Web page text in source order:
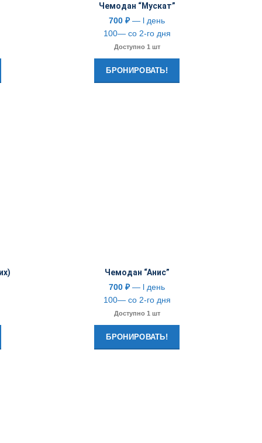
Чемодан “Мускат”
700₽— l день
100— со 2-го дня
Доступно 1 шт
БРОНИРОВАТЬ!
Чемодан “Анис”
700₽— l день
100— со 2-го дня
Доступно 1 шт
БРОНИРОВАТЬ!